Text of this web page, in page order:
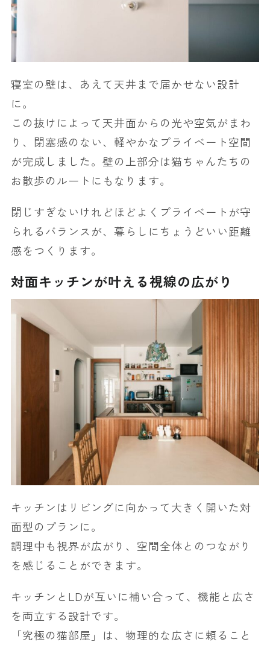
寝室の壁は、あえて天井まで届かせない設計
に。
この抜けによって天井面からの光や空気がまわ
り、閉塞感のない、軽やかなプライベート空間
が完成しました。壁の上部分は猫ちゃんたちの
お散歩のルートにもなります。
閉じすぎないけれどほどよくプライベートが守
られるバランスが、暮らしにちょうどいい距離
感をつくります。
対面キッチンが叶える視線の広がり
キッチンはリビングに向かって大きく開いた対
面型のプランに。
調理中も視界が広がり、空間全体とのつながり
を感じることができます。
キッチンとLDが互いに補い合って、機能と広さ
を両立する設計です。
「究極の猫部屋」は、物理的な広さに頼ること